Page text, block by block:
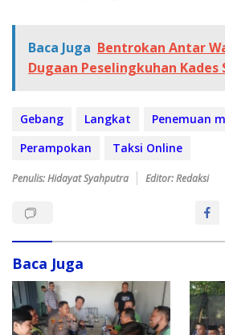
Baca Juga Bentrokan Antar
Dugaan Peselingkuhan Kades
Gebang Langkat
Penemuan
Perampokan
Taksi Online
Penulis: Hidayat Syahputra Editor: Redaksi
Baca Juga